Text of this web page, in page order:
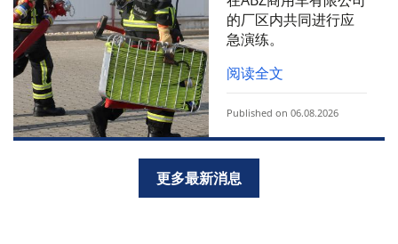
的厂区内共同进行应
急演练。
阅读全文
Published on 06.08.2026
更多最新消息